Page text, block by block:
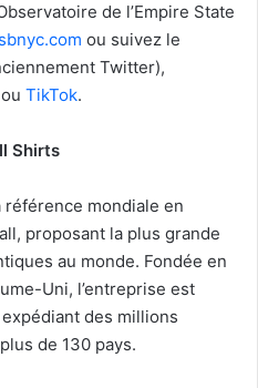
de l’Empire State
ou suivez le
Twitter),
TikTok.
Shirts
mondiale en
proposant la plus grande
au monde. Fondée en
Uni, l’entreprise est
des millions
de 130 pays.